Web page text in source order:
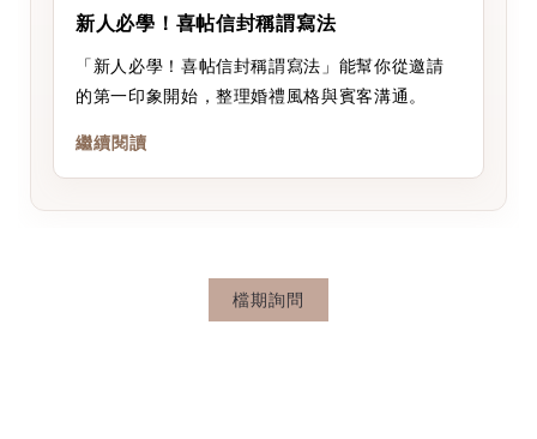
新人必學！喜帖信封稱謂寫法
「新人必學！喜帖信封稱謂寫法」能幫你從邀請
的第一印象開始，整理婚禮風格與賓客溝通。
繼續閱讀
檔期詢問